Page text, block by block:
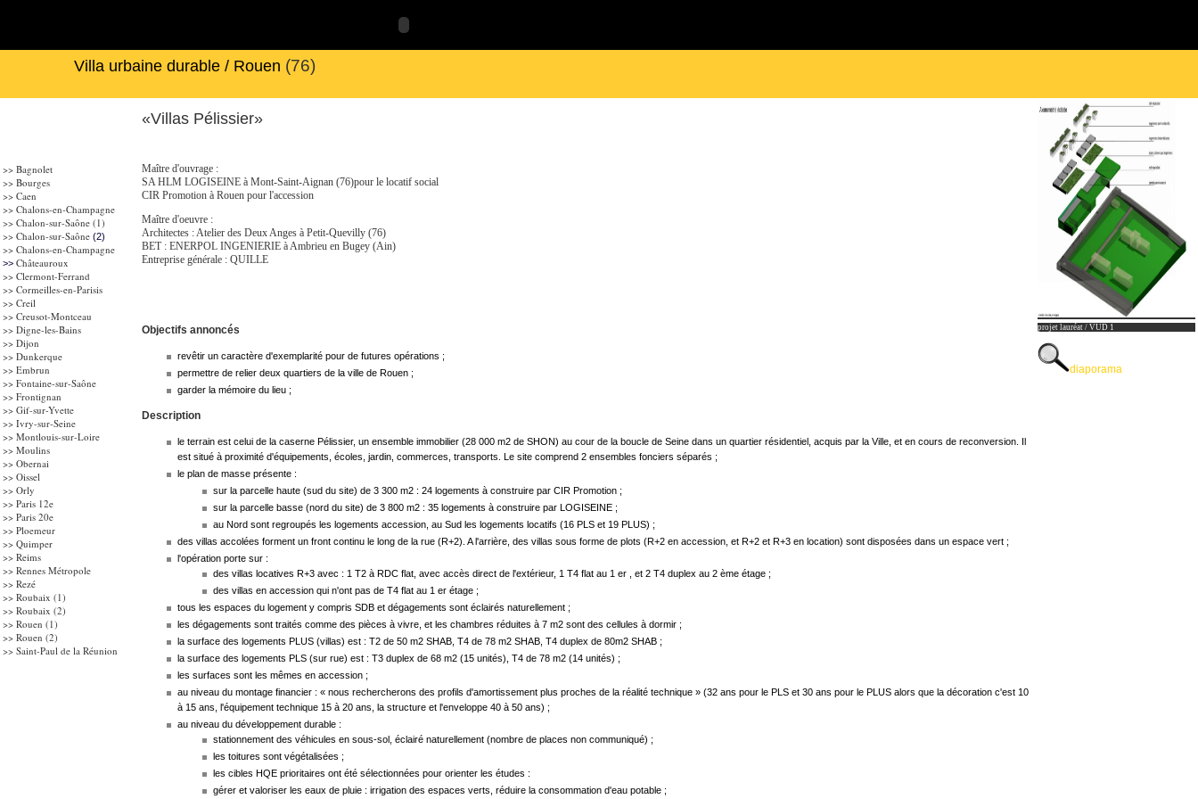
Villa urbaine durable / Rouen (76)
«Villas Pélissier»
>> Bagnolet
>> Bourges
>> Caen
>> Chalons-en-Champagne
>> Chalon-sur-Saône (1)
>> Chalon-sur-Saône (2)
>> Chalons-en-Champagne
>> Châteauroux
>> Clermont-Ferrand
>> Cormeilles-en-Parisis
>> Creil
>> Creusot-Montceau
>> Digne-les-Bains
>> Dijon
>> Dunkerque
>> Embrun
>> Fontaine-sur-Saône
>> Frontignan
>> Gif-sur-Yvette
>> Ivry-sur-Seine
>> Montlouis-sur-Loire
>> Moulins
>> Obernai
>> Oissel
>> Orly
>> Paris 12e
>> Paris 20e
>> Ploemeur
>> Quimper
>> Reims
>> Rennes Métropole
>> Rezé
>> Roubaix (1)
>> Roubaix (2)
>> Rouen (1)
>> Rouen (2)
>> Saint-Paul de la Réunion
Maître d'ouvrage :
SA HLM LOGISEINE à Mont-Saint-Aignan (76)pour le locatif social
CIR Promotion à Rouen pour l'accession
Maître d'oeuvre :
Architectes : Atelier des Deux Anges à Petit-Quevilly (76)
BET : ENERPOL INGENIERIE à Ambrieu en Bugey (Ain)
Entreprise générale : QUILLE
Objectifs annoncés
revêtir un caractère d'exemplarité pour de futures opérations ;
permettre de relier deux quartiers de la ville de Rouen ;
garder la mémoire du lieu ;
Description
le terrain est celui de la caserne Pélissier, un ensemble immobilier (28 000 m2 de SHON) au cour de la boucle de Seine dans un quartier résidentiel, acquis par la Ville, et en cours de reconversion. Il
est situé à proximité d'équipements, écoles, jardin, commerces, transports. Le site comprend 2 ensembles fonciers séparés ;
le plan de masse présente :
sur la parcelle haute (sud du site) de 3 300 m2 : 24 logements à construire par CIR Promotion ;
sur la parcelle basse (nord du site) de 3 800 m2 : 35 logements à construire par LOGISEINE ;
au Nord sont regroupés les logements accession, au Sud les logements locatifs (16 PLS et 19 PLUS) ;
des villas accolées forment un front continu le long de la rue (R+2). A l'arrière, des villas sous forme de plots (R+2 en accession, et R+2 et R+3 en location) sont disposées dans un espace vert ;
l'opération porte sur :
des villas locatives R+3 avec : 1 T2 à RDC flat, avec accès direct de l'extérieur, 1 T4 flat au 1 er , et 2 T4 duplex au 2 ème étage ;
des villas en accession qui n'ont pas de T4 flat au 1 er étage ;
tous les espaces du logement y compris SDB et dégagements sont éclairés naturellement ;
les dégagements sont traités comme des pièces à vivre, et les chambres réduites à 7 m2 sont des cellules à dormir ;
la surface des logements PLUS (villas) est : T2 de 50 m2 SHAB, T4 de 78 m2 SHAB, T4 duplex de 80m2 SHAB ;
la surface des logements PLS (sur rue) est : T3 duplex de 68 m2 (15 unités), T4 de 78 m2 (14 unités) ;
les surfaces sont les mêmes en accession ;
au niveau du montage financier : « nous rechercherons des profils d'amortissement plus proches de la réalité technique » (32 ans pour le PLS et 30 ans pour le PLUS alors que la décoration c'est 10
à 15 ans, l'équipement technique 15 à 20 ans, la structure et l'enveloppe 40 à 50 ans) ;
au niveau du développement durable :
stationnement des véhicules en sous-sol, éclairé naturellement (nombre de places non communiqué) ;
les toitures sont végétalisées ;
les cibles HQE prioritaires ont été sélectionnées pour orienter les études :
gérer et valoriser les eaux de pluie : irrigation des espaces verts, réduire la consommation d'eau potable ;
projet lauréat / VUD 1
diaporama